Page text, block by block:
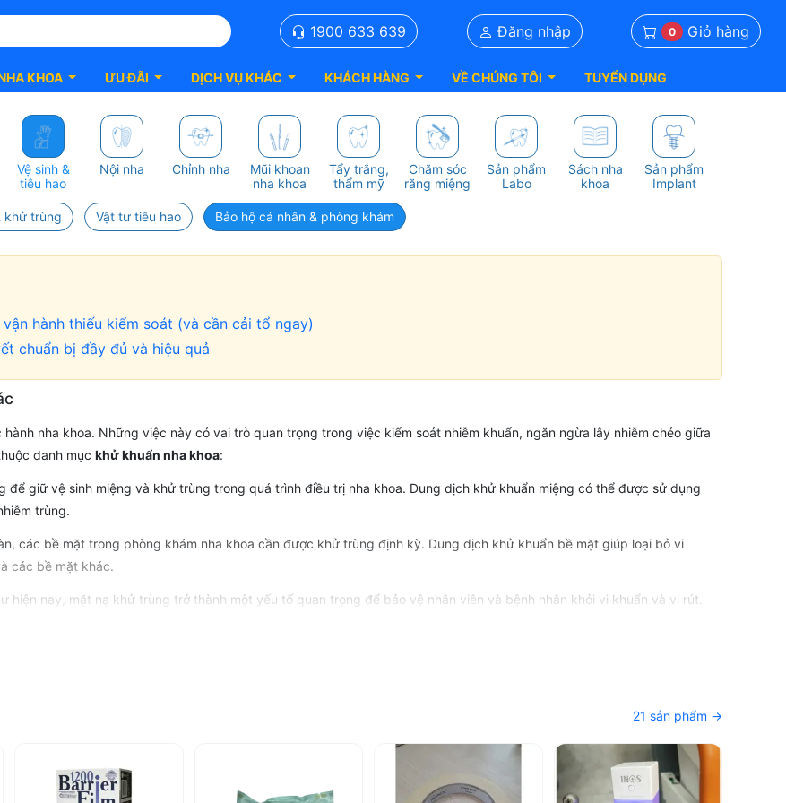
1900 633 639 Đăng nhập 0 Giỏ hàng
KHOA ƯU ĐÃI DỊCH VỤ KHÁC KHÁCH HÀNG VỀ CHÚNG TÔI TUYỂN DỤNG
Vệ sinh &
tiêu hao
Nội nha Chỉnh nha
Mũi khoan
nha khoa
Tẩy trắng,
thẩm mỹ
Chăm sóc
răng miệng
Sản phẩm
Labo
Sách nha
khoa
Sản phẩm
Implant
khử trùng Vật tư tiêu hao Bảo hộ cá nhân & phòng khám
hành thiếu kiểm soát (và cần cải tổ ngay)
chuẩn bị đầy đủ và hiệu quả
nha khoa. Những việc này có vai trò quan trọng trong việc kiểm soát nhiễm khuẩn, ngăn ngừa lây nhiễm chéo giữa
danh mục khử khuẩn nha khoa:
để giữ vệ sinh miệng và khử trùng trong quá trình điều trị nha khoa. Dung dịch khử khuẩn miệng có thể được sử dụng
trùng.
các bề mặt trong phòng khám nha khoa cần được khử trùng định kỳ. Dung dịch khử khuẩn bề mặt giúp loại bỏ vi
các bề mặt khác.
nay, mặt nạ khử trùng trở thành một yếu tố quan trọng để bảo vệ nhân viên và bệnh nhân khỏi vi khuẩn và vi rút.
và tiếp xúc với bệnh nhân.
sinh các bề mặt như ghế nằm, bàn làm việc và các dụng cụ khác. Giấy khử trùng giúp loại bỏ vi khuẩn và bảo vệ khỏi
Sàn Nha Khoa tự tin là địa chỉ đáng tin cậy để các bác sĩ, chủ phòng khám lựa chọn và mua sắm các thiết bị nha
21 sản phẩm →